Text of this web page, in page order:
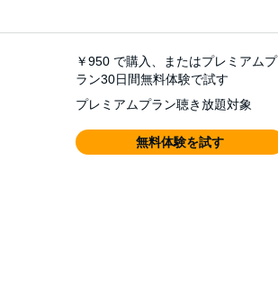
￥950 で購入、またはプレミアムプ
ラン30日間無料体験で試す
プレミアムプラン聴き放題対象
無料体験を試す